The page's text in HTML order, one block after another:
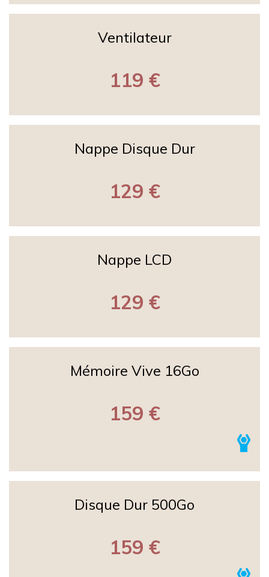
Ventilateur
119 €
Nappe Disque Dur
129 €
Nappe LCD
129 €
Mémoire Vive 16Go
159 €
Disque Dur 500Go
159 €